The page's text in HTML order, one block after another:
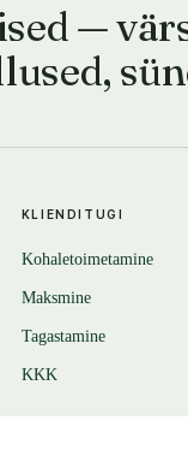
—
KLIENDITUGI
Kohaletoimetamine
Maksmine
Tagastamine
KKK